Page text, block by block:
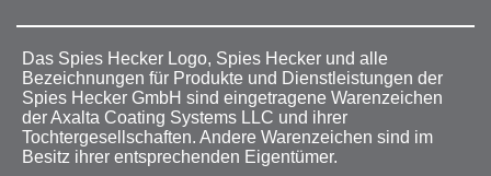
Das Spies Hecker Logo, Spies Hecker und alle
Bezeichnungen für Produkte und Dienstleistungen der
Spies Hecker GmbH sind eingetragene Warenzeichen
der Axalta Coating Systems LLC und ihrer
Tochtergesellschaften. Andere Warenzeichen sind im
Besitz ihrer entsprechenden Eigentümer.